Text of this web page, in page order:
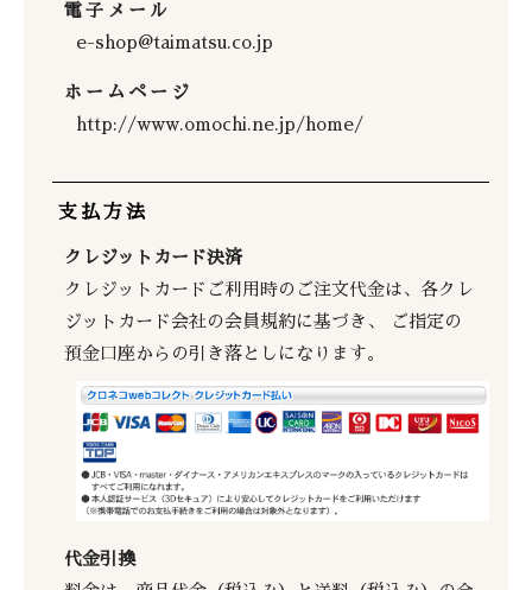
電子メール
e-shop@taimatsu.co.jp
ホームページ
http://www.omochi.ne.jp/home/
支払方法
クレジットカード決済
クレジットカードご利用時のご注文代金は、各クレ
ジットカード会社の会員規約に基づき、 ご指定の
預金口座からの引き落としになります。
代金引換